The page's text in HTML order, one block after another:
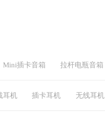
Mini插卡音箱 拉杆电瓶音箱
耳机 插卡耳机 无线耳机